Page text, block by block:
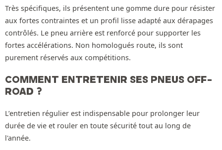
Très spécifiques, ils présentent une gomme dure pour résister
aux fortes contraintes et un profil lisse adapté aux dérapages
contrôlés. Le pneu arrière est renforcé pour supporter les
fortes accélérations. Non homologués route, ils sont
purement réservés aux compétitions.
COMMENT ENTRETENIR SES PNEUS OFF-
ROAD ?
L’entretien régulier est indispensable pour prolonger leur
durée de vie et rouler en toute sécurité tout au long de
l'année.